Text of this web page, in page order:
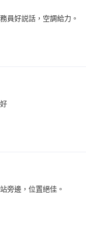
員好説話，空調給力。
旁邊，位置絕佳。